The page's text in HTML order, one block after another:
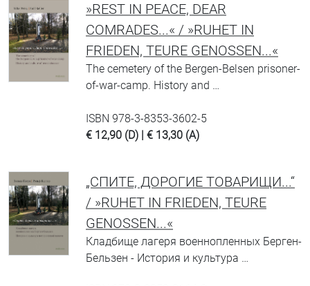
»REST IN PEACE, DEAR
COMRADES...« / »RUHET IN
FRIEDEN, TEURE GENOSSEN...«
The cemetery of the Bergen-Belsen prisoner-
of-war-camp. History and …
ISBN 978-3-8353-3602-5
€ 12,90 (D) | € 13,30 (A)
„CПИТЕ, ДОРОГИЕ ТОВАРИЩИ...“
/ »RUHET IN FRIEDEN, TEURE
GENOSSEN...«
Кладбище лагеря военнопленных Берген-
Бельзен - История и культура …